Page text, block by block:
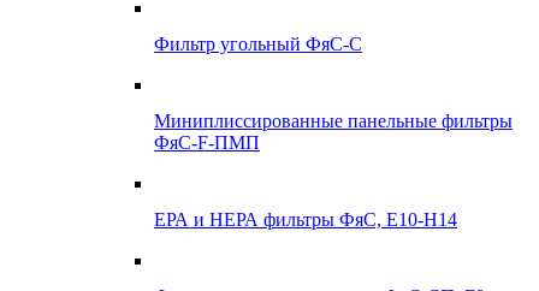
Фильтр угольный ФяС-С
Миниплиссированные панельные фильтры
ФяС-F-ПМП
ЕРА и НЕРА фильтры ФяС, E10-H14